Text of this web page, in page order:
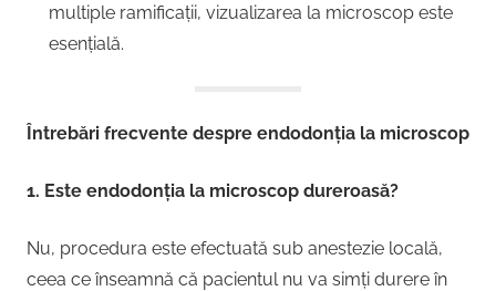
multiple ramificații, vizualizarea la microscop este
esențială.
Întrebări frecvente despre endodonția la microscop
1. Este endodonția la microscop dureroasă?
Nu, procedura este efectuată sub anestezie locală,
ceea ce înseamnă că pacientul nu va simți durere în